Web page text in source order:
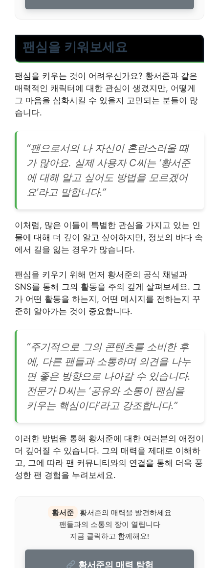
팬심을 키워보세요
팬심을 키우는 것이 어려우신가요? 황서준과 같은
매력적인 캐릭터에 대한 관심이 생겼지만, 어떻게
그 마음을 심화시킬 수 있을지 고민되는 분들이 많
습니다.
“팬으로서의 나 자신이 혼란스러울 때
가 많아요. 실제 사용자 C씨는 ‘황서준
에 대해 알고 싶어도 방법을 모르겠어
요’라고 말합니다.”
이처럼, 많은 이들이 특별한 관심을 가지고 있는 인
물에 대해 더 깊이 알고 싶어하지만, 정보의 바다 속
에서 길을 잃는 경우가 많습니다.
팬심을 키우기 위해 먼저 황서준의 공식 채널과
SNS를 통해 그의 활동을 주의 깊게 살펴보세요. 그
가 어떤 활동을 하는지, 어떤 메시지를 전하는지 꾸
준히 알아가는 것이 중요합니다.
“주기적으로 그의 콘텐츠를 소비한 후
에, 다른 팬들과 소통하며 의견을 나누
면 좋은 방향으로 나아갈 수 있습니다.
전문가 D씨는 ‘공유와 소통이 팬심을
키우는 핵심이다’라고 강조합니다.”
이러한 방법을 통해 황서준에 대한 여러분의 애정이
더 깊어질 수 있습니다. 그의 매력을 제대로 이해하
고, 그에 따라 팬 커뮤니티와의 연결을 통해 더욱 풍
성한 팬 경험을 누려보세요.
황서준
황서준의 매력을 발견하세요
팬들과의 소통의 장이 열립니다
지금 클릭하고 함께해요!
황서준의 매력 탐험